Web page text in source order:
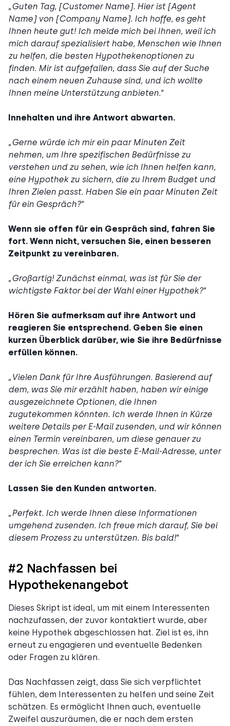
„Guten Tag, [Customer Name]. Hier ist [Agent
Name] von [Company Name]. Ich hoffe, es geht
Ihnen heute gut! Ich melde mich bei Ihnen, weil ich
mich darauf spezialisiert habe, Menschen wie Ihnen
zu helfen, die besten Hypothekenoptionen zu
finden. Mir ist aufgefallen, dass Sie auf der Suche
nach einem neuen Zuhause sind, und ich wollte
Ihnen meine Unterstützung anbieten.“
Innehalten und ihre Antwort abwarten.
„Gerne würde ich mir ein paar Minuten Zeit
nehmen, um Ihre spezifischen Bedürfnisse zu
verstehen und zu sehen, wie ich Ihnen helfen kann,
eine Hypothek zu sichern, die zu Ihrem Budget und
Ihren Zielen passt. Haben Sie ein paar Minuten Zeit
für ein Gespräch?“
Wenn sie offen für ein Gespräch sind, fahren Sie
fort. Wenn nicht, versuchen Sie, einen besseren
Zeitpunkt zu vereinbaren.
„Großartig! Zunächst einmal, was ist für Sie der
wichtigste Faktor bei der Wahl einer Hypothek?“
Hören Sie aufmerksam auf ihre Antwort und
reagieren Sie entsprechend. Geben Sie einen
kurzen Überblick darüber, wie Sie ihre Bedürfnisse
erfüllen können.
„ Vielen Dank für Ihre Ausführungen. Basierend auf
dem, was Sie mir erzählt haben, haben wir einige
ausgezeichnete Optionen, die Ihnen
zugutekommen könnten. Ich werde Ihnen in Kürze
weitere Details per E-Mail zusenden, und wir können
einen Termin vereinbaren, um diese genauer zu
besprechen. Was ist die beste E-Mail-Adresse, unter
der ich Sie erreichen kann?“
Lassen Sie den Kunden antworten.
„Perfekt. Ich werde Ihnen diese Informationen
umgehend zusenden. Ich freue mich darauf, Sie bei
diesem Prozess zu unterstützen. Bis bald!“
#2 Nachfassen bei
Hypothekenangebot
Dieses Skript ist ideal, um mit einem Interessenten
nachzufassen, der zuvor kontaktiert wurde, aber
keine Hypothek abgeschlossen hat. Ziel ist es, ihn
erneut zu engagieren und eventuelle Bedenken
oder Fragen zu klären.
Das Nachfassen zeigt, dass Sie sich verpflichtet
fühlen, dem Interessenten zu helfen und seine Zeit
schätzen. Es ermöglicht Ihnen auch, eventuelle
Zweifel auszuräumen, die er nach dem ersten